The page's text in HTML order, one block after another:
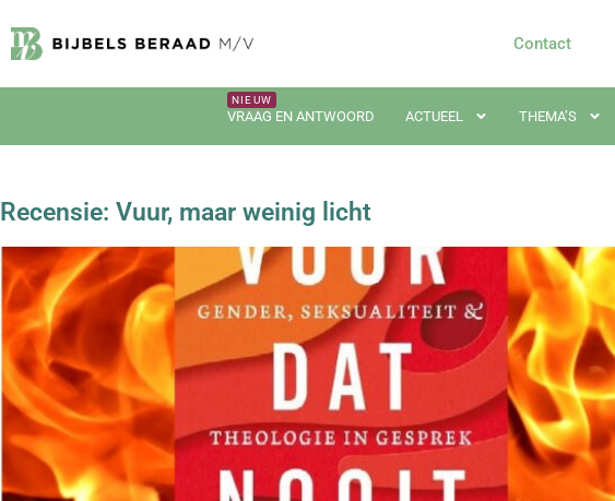
Contact
VRAAG EN ANTWOORD ACTUEEL THEMA’S
Recensie: Vuur, maar weinig licht